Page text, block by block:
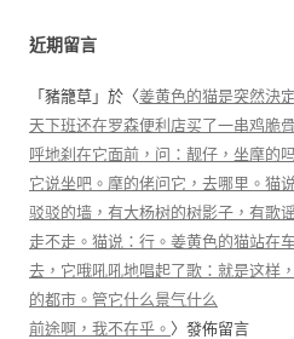
近期留言
「 豬籠草 」於〈姜黄色的猫是突然決
天下班还在罗森便利店买了一串鸡脆
呼地刹在它面前，问：靓仔，坐摩的
它说坐吧。摩的佬问它，去哪里。猫
驳驳的墙，有大杨树的树影子，有歌
走不走。猫说：行。姜黄色的猫站在
去，它哦吼吼地唱起了歌：就是这样
的都市。管它什么景气什么
前途啊，我不在乎。 〉發佈留言